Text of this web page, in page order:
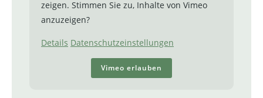
zeigen. Stimmen Sie zu, Inhalte von Vimeo
anzuzeigen?
Details Datenschutzeinstellungen
Vimeo erlauben